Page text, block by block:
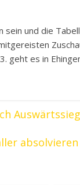
und die
geht es in
absolvieren